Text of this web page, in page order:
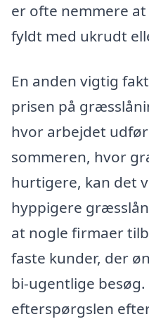
er ofte nemmere
fyldt med ukrudt
En anden vigtig
prisen på
hvor arbejdet
sommeren, hvor
hurtigere, kan det
hyppigere
at nogle firmaer
faste kunder, der
bi-ugentlige besøg.
efterspørgslen